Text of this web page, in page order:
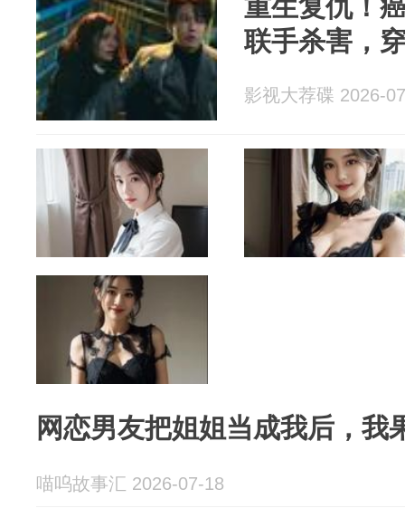
重生复仇！
联手杀害，
影视大荐碟 2026-
网恋男友把姐姐当成我后，我
喵呜故事汇 2026-07-18